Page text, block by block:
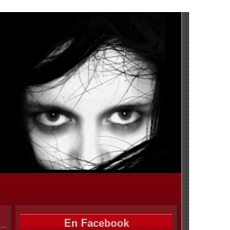
En Facebook